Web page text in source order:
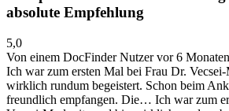
absolute Empfehlung
5,0
Von einem DocFinder Nutzervor 6 Monaten
Ich war zum ersten Mal bei Frau Dr.
wirklich rundum begeistert. Schon beim
freundlich empfangen. Die… Ich war zum